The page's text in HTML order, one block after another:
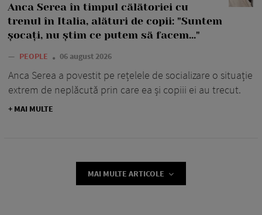
Anca Serea în timpul călătoriei cu
trenul în Italia, alături de copii: "Suntem
șocați, nu știm ce putem să facem..."
— PEOPLE 06 august 2026
Anca Serea a povestit pe rețelele de socializare o situație
extrem de neplăcută prin care ea și copiii ei au trecut.
+ MAI MULTE
MAI MULTE ARTICOLE